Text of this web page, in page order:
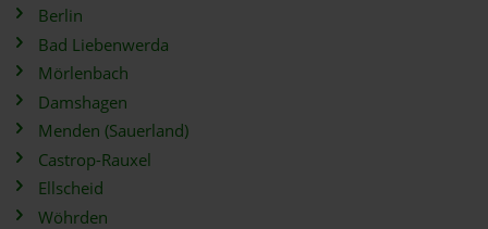
Berlin
Bad Liebenwerda
Mörlenbach
Damshagen
Menden (Sauerland)
Castrop-Rauxel
Ellscheid
Wöhrden